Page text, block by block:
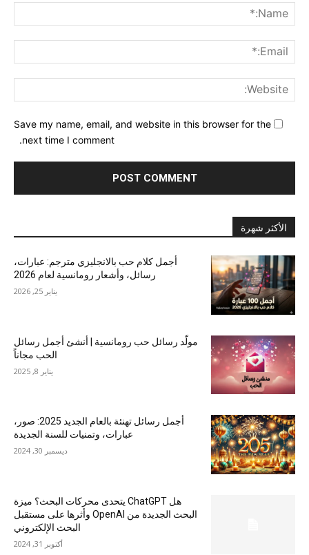
Save my name, email, and website in this browser for the
next time I comment.
الأكثر شهرة
أجمل كلام حب بالانجليزي مترجم: عبارات،
رسائل، وأشعار رومانسية لعام 2026
يناير 25, 2026
مولّد رسائل حب رومانسية | أنشئ أجمل رسائل
الحب مجاناً
يناير 8, 2025
أجمل رسائل تهنئة بالعام الجديد 2025: صور،
عبارات، وتمنيات للسنة الجديدة
ديسمبر 30, 2024
هل ChatGPT يتحدى محركات البحث؟ ميزة
البحث الجديدة من OpenAI وأثرها على مستقبل
البحث الإلكتروني
أكتوبر 31, 2024